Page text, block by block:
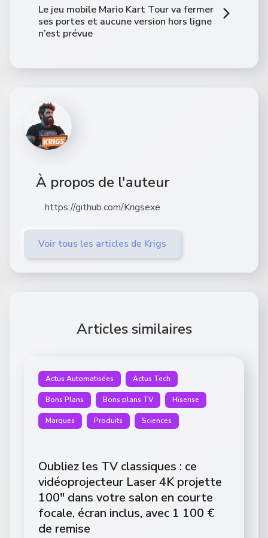
Le jeu mobile Mario Kart Tour va fermer
ses portes et aucune version hors ligne
n’est prévue
À propos de l'auteur
https://github.com/Krigsexe
Voir tous les articles de Krigs
Articles similaires
Actus Automatisées Actus Tech
Bons Plans Bons plans TV Hisense
Marques Produits Sciences
Oubliez les TV classiques : ce
vidéoprojecteur Laser 4K projette
100″ dans votre salon en courte
focale, écran inclus, avec 1 100 €
de remise